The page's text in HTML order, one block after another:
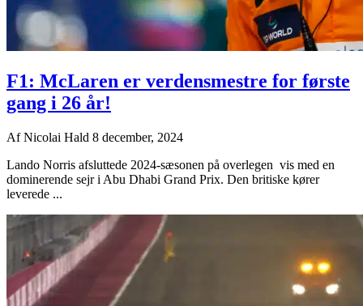
F1: McLaren er verdensmestre for første
gang i 26 år!
AfNicolai Hald 8 december, 2024
Lando Norris afsluttede 2024-sæsonen på overlegen vis med en
dominerende sejr i Abu Dhabi Grand Prix. Den britiske kører
leverede ...